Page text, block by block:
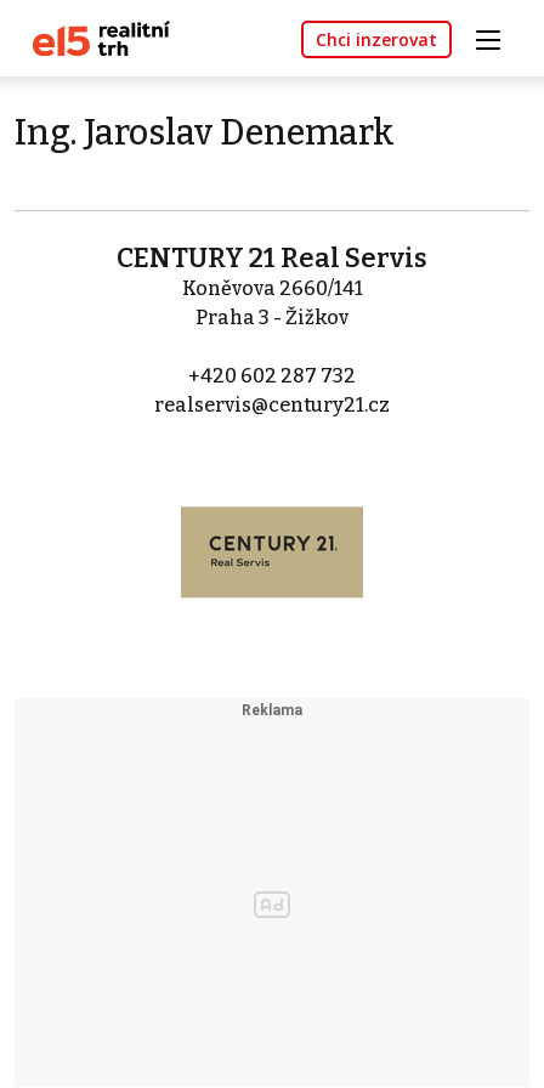
Chci inzerovat
Ing. Jaroslav Denemark
CENTURY 21 Real Servis
Koněvova 2660/141
Praha 3 - Žižkov
+420 602 287 732
realservis@century21.cz